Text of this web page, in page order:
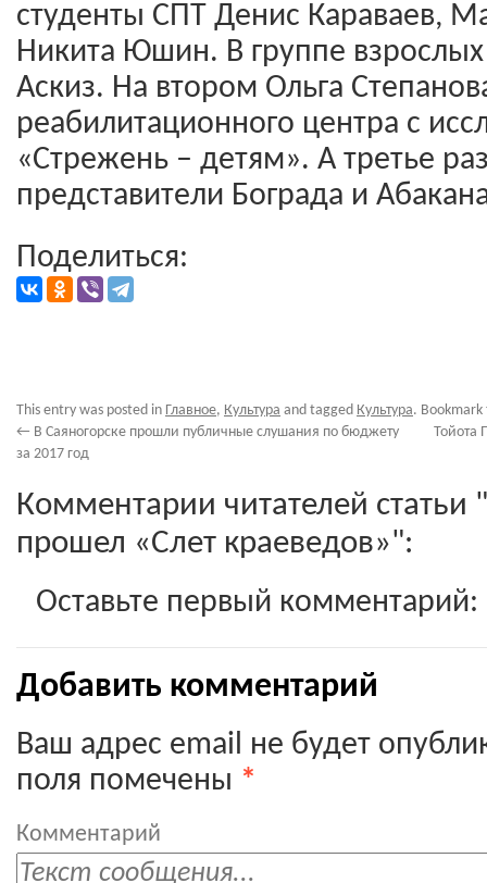
студенты СПТ Денис Караваев,
Никита Юшин. В группе взрослых
Аскиз. На втором Ольга
реабилитационного центра с
«Стрежень – детям». А третье
представители Бограда и
Поделиться:
This entry was posted in Главное, Культура and tagged Культура.
← В Саяногорске прошли публичные слушания по бюджету
за 2017 год
Тойота
Комментарии читателей статьи
прошел «Слет краеведов»":
Оставьте первый комментарий:
Добавить комментарий
Ваш адрес email не будет
поля помечены *
Комментарий